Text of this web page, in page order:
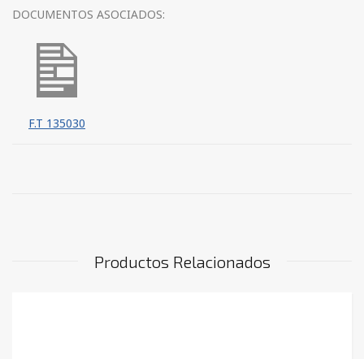
DOCUMENTOS ASOCIADOS:
F.T 135030
Productos Relacionados